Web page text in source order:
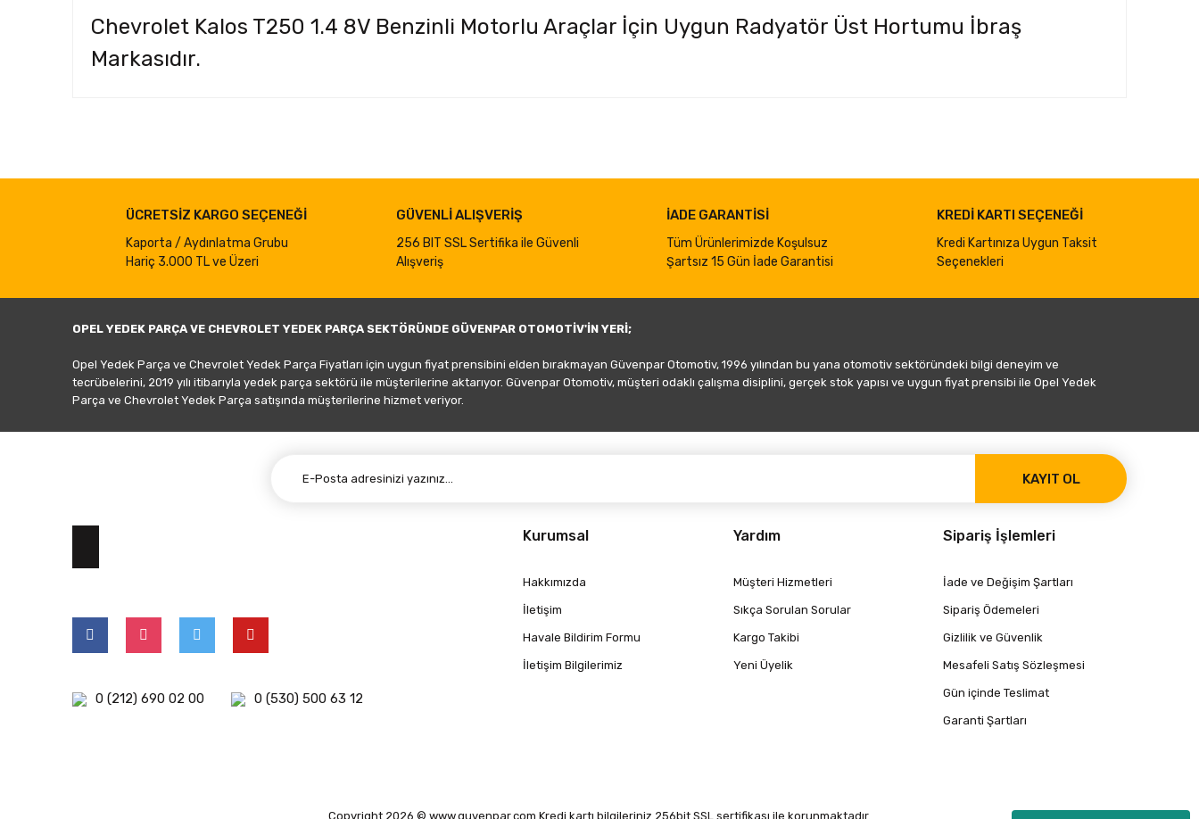
Chevrolet Kalos T250 1.4 8V Benzinli Motorlu Araçlar İçin Uygun Radyatör Üst Hortumu İbraş
Markasıdır.
Ürün açıklamasında eksik bilgiler bulunuyor.
Ürün bilgilerinde hatalar bulunuyor.
Ürün fiyatı diğer sitelerden daha pahalı.
ÜCRETSİZ KARGO SEÇENEĞİ
Kaporta / Aydınlatma Grubu
Hariç 3.000 TL ve Üzeri
GÜVENLİ ALIŞVERİŞ
256 BIT SSL Sertifika ile Güvenli
Alışveriş
İADE GARANTİSİ
Tüm Ürünlerimizde Koşulsuz
Şartsız 15 Gün İade Garantisi
KREDİ KARTI SEÇENEĞİ
Kredi Kartınıza Uygun Taksit
Seçenekleri
OPEL YEDEK PARÇA VE CHEVROLET YEDEK PARÇA SEKTÖRÜNDE GÜVENPAR OTOMOTİV'İN YERİ;
Opel Yedek Parça ve Chevrolet Yedek Parça Fiyatları için uygun fiyat prensibini elden bırakmayan Güvenpar Otomotiv, 1996 yılından bu yana otomotiv sektöründeki bilgi deneyim ve
tecrübelerini, 2019 yılı itibarıyla yedek parça sektörü ile müşterilerine aktarıyor. Güvenpar Otomotiv, müşteri odaklı çalışma disiplini, gerçek stok yapısı ve uygun fiyat prensibi ile Opel Yedek
Parça ve Chevrolet Yedek Parça satışında müşterilerine hizmet veriyor.
KAYIT OL
0 (212) 690 02 00 0 (530) 500 63 12
Kurumsal
Hakkımızda
İletişim
Havale Bildirim Formu
İletişim Bilgilerimiz
Yardım
Müşteri Hizmetleri
Sıkça Sorulan Sorular
Kargo Takibi
Yeni Üyelik
Sipariş İşlemleri
İade ve Değişim Şartları
Sipariş Ödemeleri
Gizlilik ve Güvenlik
Mesafeli Satış Sözleşmesi
Gün içinde Teslimat
Garanti Şartları
Copyright 2026 © www.guvenpar.com Kredi kartı bilgileriniz 256bit SSL sertifikası ile korunmaktadır.